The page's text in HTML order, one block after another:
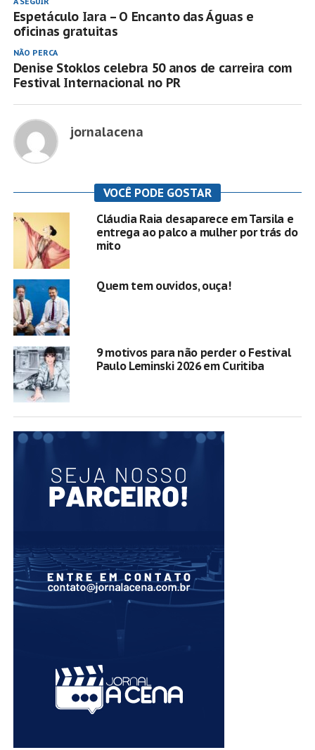
Espetáculo Iara – O Encanto das Águas e
oficinas gratuitas
NÃO PERCA
Denise Stoklos celebra 50 anos de carreira com
Festival Internacional no PR
jornalacena
VOCÊ PODE GOSTAR
Cláudia Raia desaparece em Tarsila e
entrega ao palco a mulher por trás do
mito
Quem tem ouvidos, ouça!
9 motivos para não perder o Festival
Paulo Leminski 2026 em Curitiba